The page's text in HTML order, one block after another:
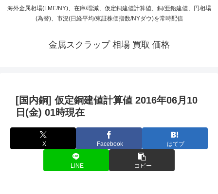
海外金属相場(LME/NY)、在庫/増減、仮定銅建値計算値、銅/亜鉛建値、円相場
(為替)、市況(日経平均/東証株価指数/NYダウ)を常時配信
金属スクラップ 相場 買取 価格
[国内銅] 仮定銅建値計算値 2016年06月10
日(金) 01時現在
X Facebook はてブ
LINE コピー